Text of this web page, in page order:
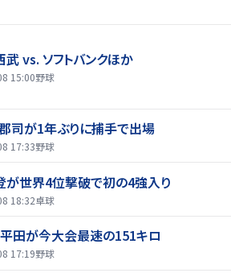
武 vs. ソフトバンクほか
15:00野球
郡司が1年ぶりに捕手で出場
17:33野球
が世界4位撃破で初の4強入り
18:32卓球
平田が今大会最速の151キロ
17:19野球